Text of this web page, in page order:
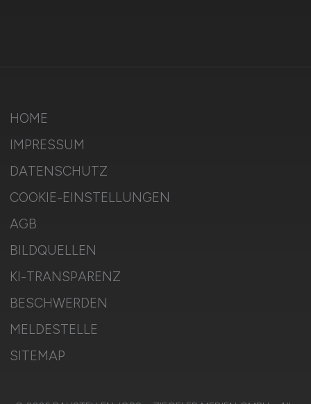
HOME
IMPRESSUM
DATENSCHUTZ
COOKIE-EINSTELLUNGEN
AGB
BILDQUELLEN
KI-TRANSPARENZ
BESCHWERDEN
MELDESTELLE
SITEMAP